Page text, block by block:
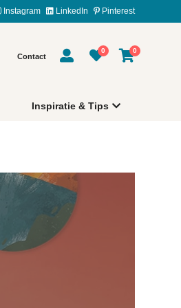
Instagram LinkedIn Pinterest
Contact
0 0
Inspiratie & Tips